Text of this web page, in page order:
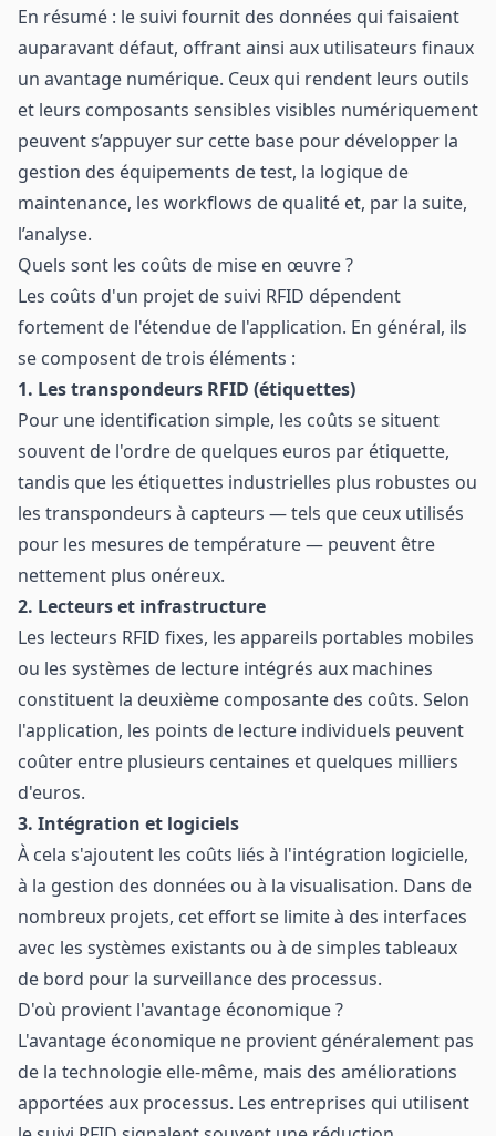
En résumé : le suivi fournit des données qui faisaient
auparavant défaut, offrant ainsi aux utilisateurs finaux
un avantage numérique. Ceux qui rendent leurs outils
et leurs composants sensibles visibles numériquement
peuvent s’appuyer sur cette base pour développer la
gestion des équipements de test, la logique de
maintenance, les workflows de qualité et, par la suite,
l’analyse.
Quels sont les coûts de mise en œuvre ?
Les coûts d'un projet de suivi RFID dépendent
fortement de l'étendue de l'application. En général, ils
se composent de trois éléments :
1. Les transpondeurs RFID (étiquettes)
Pour une identification simple, les coûts se situent
souvent de l'ordre de quelques euros par étiquette,
tandis que les étiquettes industrielles plus robustes ou
les transpondeurs à capteurs — tels que ceux utilisés
pour les mesures de température — peuvent être
nettement plus onéreux.
2. Lecteurs et infrastructure
Les lecteurs RFID fixes, les appareils portables mobiles
ou les systèmes de lecture intégrés aux machines
constituent la deuxième composante des coûts. Selon
l'application, les points de lecture individuels peuvent
coûter entre plusieurs centaines et quelques milliers
d'euros.
3. Intégration et logiciels
À cela s'ajoutent les coûts liés à l'intégration logicielle,
à la gestion des données ou à la visualisation. Dans de
nombreux projets, cet effort se limite à des interfaces
avec les systèmes existants ou à de simples tableaux
de bord pour la surveillance des processus.
D'où provient l'avantage économique ?
L'avantage économique ne provient généralement pas
de la technologie elle-même, mais des améliorations
apportées aux processus. Les entreprises qui utilisent